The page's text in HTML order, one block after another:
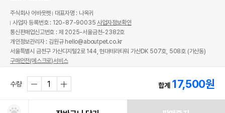
수량 합계 17,500원
주식회사 어바웃펫
대표자명 : 나옥귀
사업자 등록번호 : 120-87-90035사업자정보확인
통신판매업신고번호 : 제 2025-서울금천-2382호
개인정보관리자 : 김원규 hello@aboutpet.co.kr
서울특별시 금천구 가산디지털2로 144, 현대테라타워 가산DK 507호, 508호 (가산동)
구매안전(에스크로)서비스